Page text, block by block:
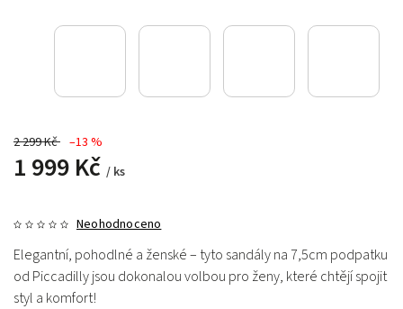
2 299 Kč –13 %
1 999 Kč / ks
Neohodnoceno
Elegantní, pohodlné a ženské – tyto sandály na 7,5cm podpatku
od Piccadilly jsou dokonalou volbou pro ženy, které chtějí spojit
styl a komfort!